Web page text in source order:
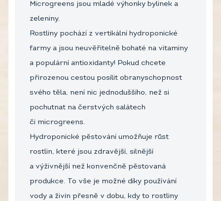
Microgreens jsou mladé výhonky bylinek a
zeleniny.
Rostliny pochází z vertikální hydroponické
farmy a jsou neuvěřitelně bohaté na vitaminy
a populární antioxidanty! Pokud chcete
přirozenou cestou posílit obranyschopnost
svého těla, není nic jednoduššího, než si
pochutnat na čerstvých salátech
či microgreens.
Hydroponické pěstování umožňuje růst
rostlin, které jsou zdravější, silnější
a výživnější než konvenčně pěstovaná
produkce. To vše je možné díky používání
vody a živin přesně v dobu, kdy to rostliny